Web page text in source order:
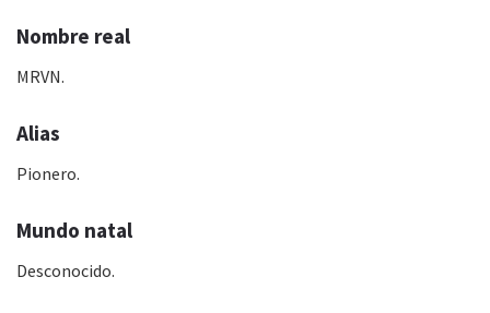
Nombre real
MRVN.
Alias
Pionero.
Mundo natal
Desconocido.